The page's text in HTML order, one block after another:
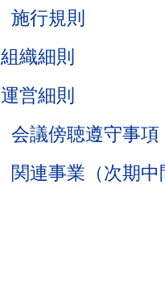
施行規則
組織細則
運営細則
会議傍聴遵守事項
関連事業（次期